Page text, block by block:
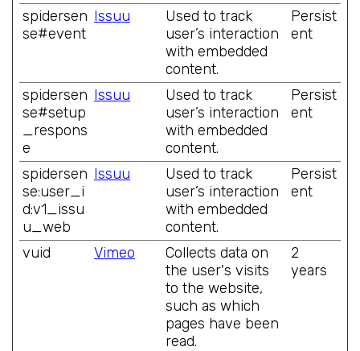
spidersen
se#event
Issuu
Used to track
user’s interaction
with embedded
content.
Persist
ent
spidersen
se#setup
_respons
e
Issuu
Used to track
user’s interaction
with embedded
content.
Persist
ent
spidersen
se:user_i
d:v1_issu
u_web
Issuu
Used to track
user’s interaction
with embedded
content.
Persist
ent
vuid Vimeo
Collects data on
the user's visits
to the website,
such as which
pages have been
read.
2
years